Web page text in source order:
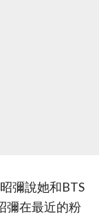
彌說她和BTS
彌在最近的粉